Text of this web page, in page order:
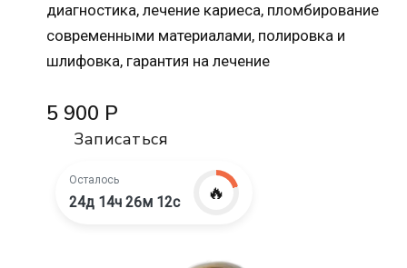
диагностика, лечение кариеса, пломбирование
современными материалами, полировка и
шлифовка, гарантия на лечение
5 900 Р
Записаться
Осталось
24д 14ч 26м 10с 🔥